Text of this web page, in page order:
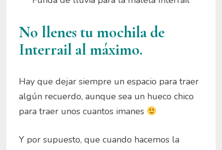
No llenes tu mochila de
Interrail al máximo.
Hay que dejar siempre un espacio para traer
algún recuerdo, aunque sea un hueco chico
para traer unos cuantos imanes
Y por supuesto, que cuando hacemos la